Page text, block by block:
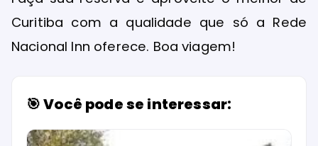
Curitiba com a qualidade que só a Rede
Nacional Inn oferece. Boa viagem!
🎯 Você pode se interessar: